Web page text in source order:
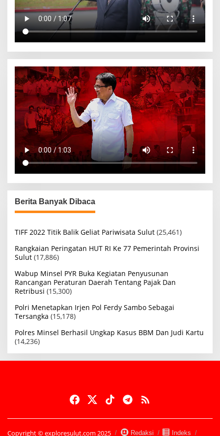
Berita Banyak Dibaca
TIFF 2022 Titik Balik Geliat Pariwisata Sulut (25,461)
Rangkaian Peringatan HUT RI Ke 77 Pemerintah Provinsi
Sulut (17,886)
Wabup Minsel PYR Buka Kegiatan Penyusunan
Rancangan Peraturan Daerah Tentang Pajak Dan
Retribusi (15,300)
Polri Menetapkan Irjen Pol Ferdy Sambo Sebagai
Tersangka (15,178)
Polres Minsel Berhasil Ungkap Kasus BBM Dan Judi Kartu
(14,236)
Copyright © exploresulut.com 2025 Redaksi Indeks